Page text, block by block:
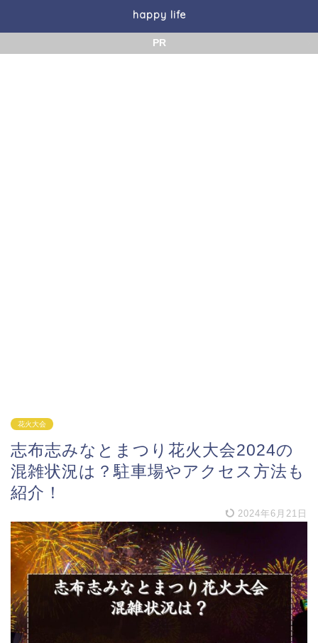
happy life
PR
花火大会
志布志みなとまつり花火大会2024の
混雑状況は？駐車場やアクセス方法も
紹介！
2024年6月21日